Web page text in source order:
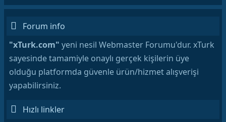
Forum info
"xTurk.com" yeni nesil Webmaster Forumu'dur. xTurk
sayesinde tamamiyle onaylı gerçek kişilerin üye
olduğu platformda güvenle ürün/hizmet alışverişi
yapabilirsiniz.
Hızlı linkler